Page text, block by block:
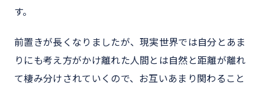
す。
前置きが長くなりましたが、現実世界では自分とあま
りにも考え方がかけ離れた人間とは自然と距離が離れ
て棲み分けされていくので、お互いあまり関わること